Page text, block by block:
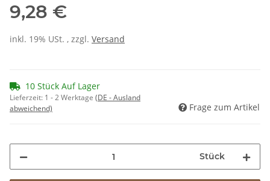
9,28 €
inkl. 19% USt. , zzgl. Versand
10 Stück Auf Lager
Lieferzeit: 1 - 2 Werktage (DE - Ausland
abweichend)
Frage zum Artikel
Stück